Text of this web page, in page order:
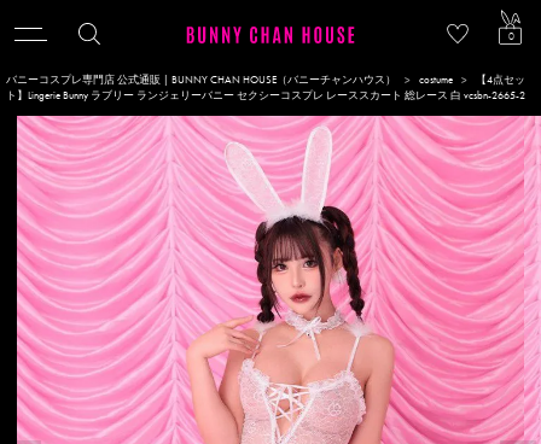
0
バニーコスプレ専門店 公式通販 | BUNNY CHAN HOUSE（バニーチャンハウス） costume
【4点セッ
ト】Lingerie Bunny ラブリー ランジェリーバニー セクシーコスプレ レーススカート 総レース 白 vcsbn-2665-2